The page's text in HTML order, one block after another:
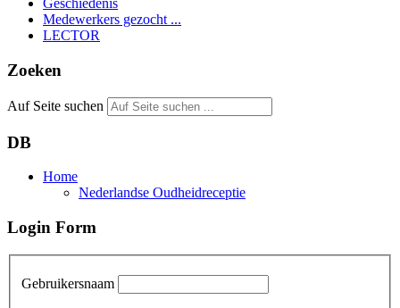
Geschiedenis
Medewerkers gezocht ...
LECTOR
Zoeken
Auf Seite suchen
DB
Home
Nederlandse Oudheidreceptie
Login Form
Gebruikersnaam